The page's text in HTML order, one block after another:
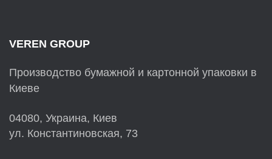
VEREN GROUP
Производство бумажной и картонной упаковки в
Киеве
04080, Украина, Киев
ул. Константиновская, 73